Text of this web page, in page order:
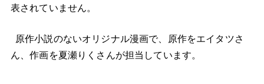
表されていません。
原作小説のないオリジナル漫画で、原作をエイタツさ
ん、作画を夏瀬りくさんが担当しています。